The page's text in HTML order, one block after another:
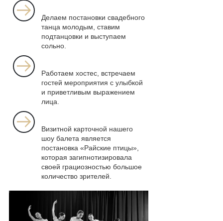
Делаем постановки свадебного
танца молодым, ставим
подтанцовки и выступаем
сольно.
Работаем хостес, встречаем
гостей мероприятия с улыбкой
и приветливым выражением
лица.
Визитной карточной нашего
шоу балета является
постановка «Райские птицы»,
которая загипнотизировала
своей грациозностью большое
количество зрителей.